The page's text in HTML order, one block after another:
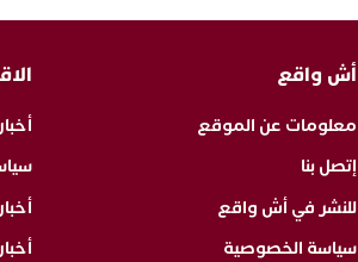
أش واقع
معلومات عن الموقع
إتصل بنا
للنشر في أش واقع
سياسة الخصوصية